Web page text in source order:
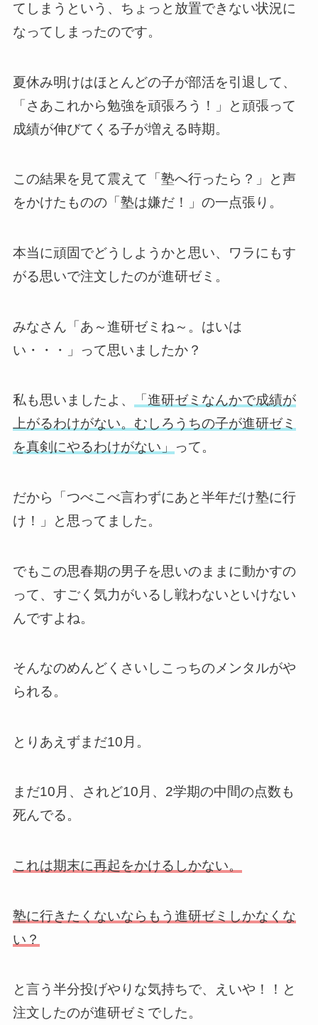
てしまうという、ちょっと放置できない状況に
なってしまったのです。
夏休み明けはほとんどの子が部活を引退して、
「さあこれから勉強を頑張ろう！」と頑張って
成績が伸びてくる子が増える時期。
この結果を見て震えて「塾へ行ったら？」と声
をかけたものの「塾は嫌だ！」の一点張り。
本当に頑固でどうしようかと思い、ワラにもす
がる思いで注文したのが進研ゼミ。
みなさん「あ～進研ゼミね～。はいは
い・・・」って思いましたか？
私も思いましたよ、
「進研ゼミなんかで成績が
上がるわけがない。むしろうちの子が進研ゼミ
を真剣にやるわけがない」
って。
だから「つべこべ言わずにあと半年だけ塾に行
け！」と思ってました。
でもこの思春期の男子を思いのままに動かすの
って、すごく気力がいるし戦わないといけない
んですよね。
そんなのめんどくさいしこっちのメンタルがや
られる。
とりあえずまだ10月。
まだ10月、されど10月、2学期の中間の点数も
死んでる。
これは期末に再起をかけるしかない。
塾に行きたくないならもう進研ゼミしかなくな
い？
と言う半分投げやりな気持ちで、えいや！！と
注文したのが進研ゼミでした。